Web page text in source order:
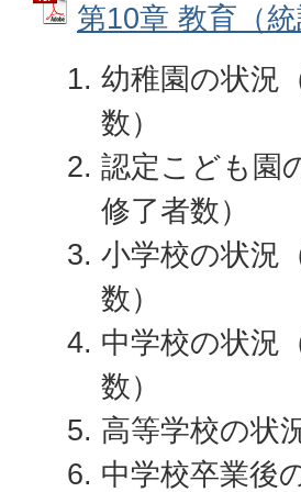
第10章 教育（
幼稚園の状況
数）
認定こども園
修了者数）
小学校の状況
数）
中学校の状況
数）
高等学校の状
中学校卒業後